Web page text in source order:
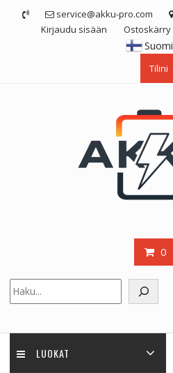
service@akku-pro.com
Kirjaudu sisään
Ostoskärry
Suomi
Tilini
0
LUOKAT